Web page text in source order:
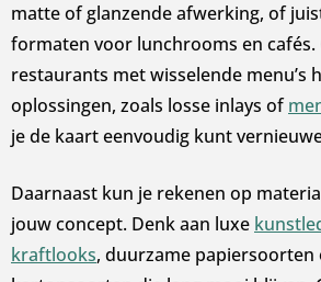
matte of glanzende afwerking, of
formaten voor lunchrooms en
restaurants met wisselende menu’s
oplossingen, zoals losse inlays of
je de kaart eenvoudig kunt
Daarnaast kun je rekenen op
jouw concept. Denk aan luxe
kraftlooks, duurzame papiersoorten